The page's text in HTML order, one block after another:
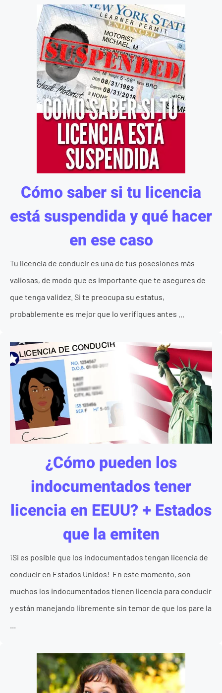
Cómo saber si tu licencia
está suspendida y qué hacer
en ese caso
Tu licencia de conducir es una de tus posesiones más
valiosas, de modo que es importante que te asegures de
que tenga validez. Si te preocupa su estatus,
probablemente es mejor que lo verifiques antes ...
¿Cómo pueden los
indocumentados tener
licencia en EEUU? + Estados
que la emiten
¡Si es posible que los indocumentados tengan licencia de
conducir en Estados Unidos! En este momento, son
muchos los indocumentados tienen licencia para conducir
y están manejando libremente sin temor de que los pare la